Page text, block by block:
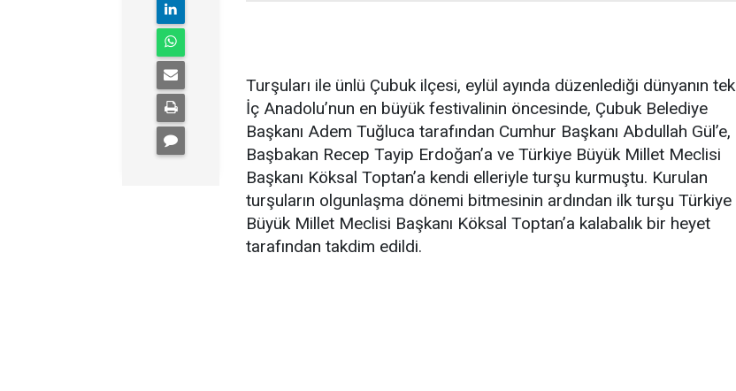
Turşuları ile ünlü Çubuk ilçesi, eylül ayında düzenlediği dünyanın tek
İç Anadolu’nun en büyük festivalinin öncesinde, Çubuk Belediye
Başkanı Adem Tuğluca tarafından Cumhur Başkanı Abdullah Gül’e,
Başbakan Recep Tayip Erdoğan’a ve Türkiye Büyük Millet Meclisi
Başkanı Köksal Toptan’a kendi elleriyle turşu kurmuştu. Kurulan
turşuların olgunlaşma dönemi bitmesinin ardından ilk turşu Türkiye
Büyük Millet Meclisi Başkanı Köksal Toptan’a kalabalık bir heyet
tarafından takdim edildi.